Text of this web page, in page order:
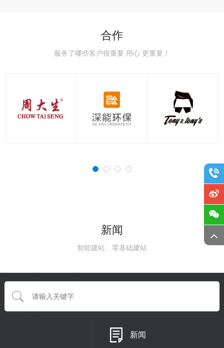
合作
服务了哪些客户很重要 用心 更重要！
新闻
智能建站、零基础建站
新闻